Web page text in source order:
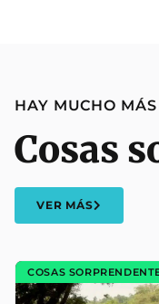
HAY MUCHO MÁS
Cosas
VER MÁS
COSAS